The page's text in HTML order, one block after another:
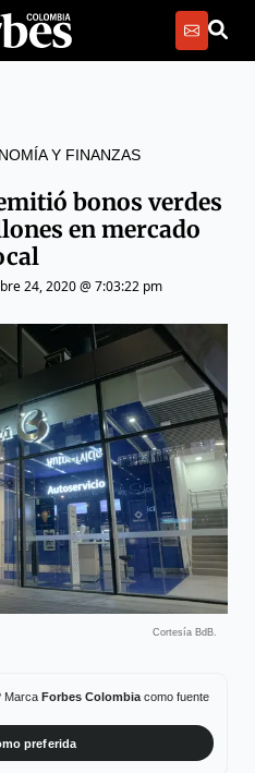
Y FINANZAS
bonos verdes
en mercado
24, 2020 @ 7:03:22 pm
Cortesía BdB.
Marca Forbes Colombiacomo fuente
preferida